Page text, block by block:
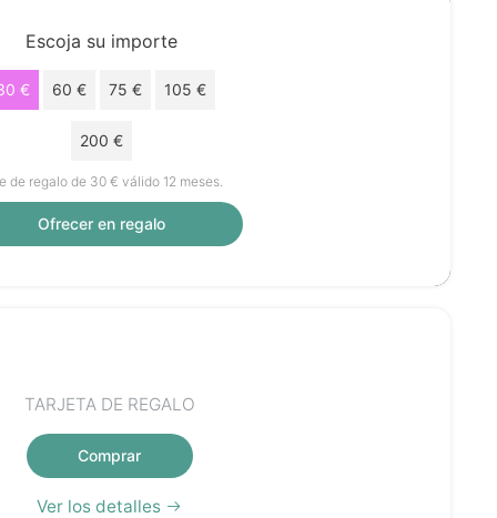
Escoja su importe
€ 60 € 75 € 105 €
200 €
de regalo de 30 € válido 12 meses.
Ofrecer en regalo
TARJETA DE REGALO
Comprar
Ver los detalles